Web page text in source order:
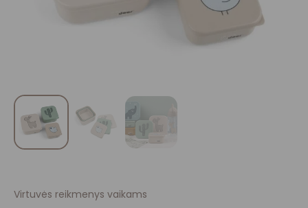
Virtuvės reikmenys vaikams